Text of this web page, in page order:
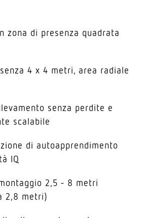
zona di presenza quadrata
4 x 4 metri, area radiale
senza perdite e
scalabile
di autoapprendimento
IQ
2,5 - 8 metri
2,8 metri)